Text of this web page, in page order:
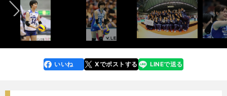
faceboo
k
いいね Xでポストする
line LINEで送る